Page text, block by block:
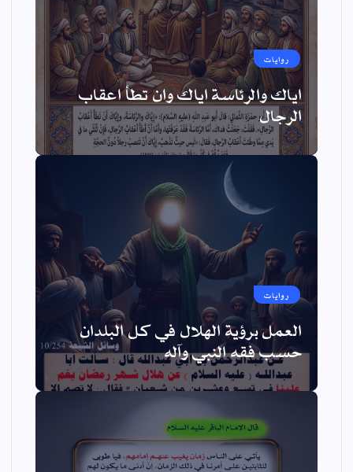
روايات
اياك والرئاسة اياك وان تطأ اعقاب
الرجال
روايات
العمل برؤية الهلال في كل البلدان
حسب فقه النبي وآله